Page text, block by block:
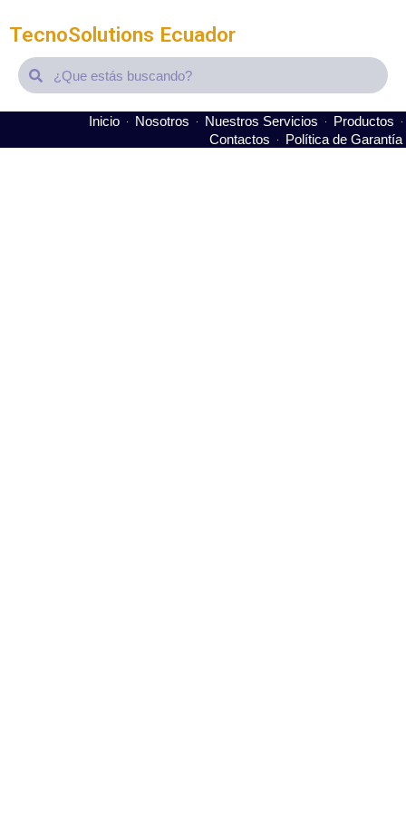
TecnoSolutions Ecuador
SearchSearch
Inicio Nosotros Nuestros Servicios
Productos
Contactos
Política de Garantía